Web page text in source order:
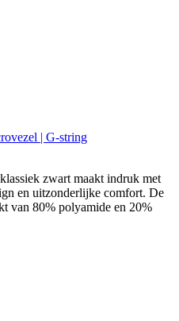
| G-string
zwart maakt indruk met
en uitzonderlijke comfort. De
van 80% polyamide en 20%